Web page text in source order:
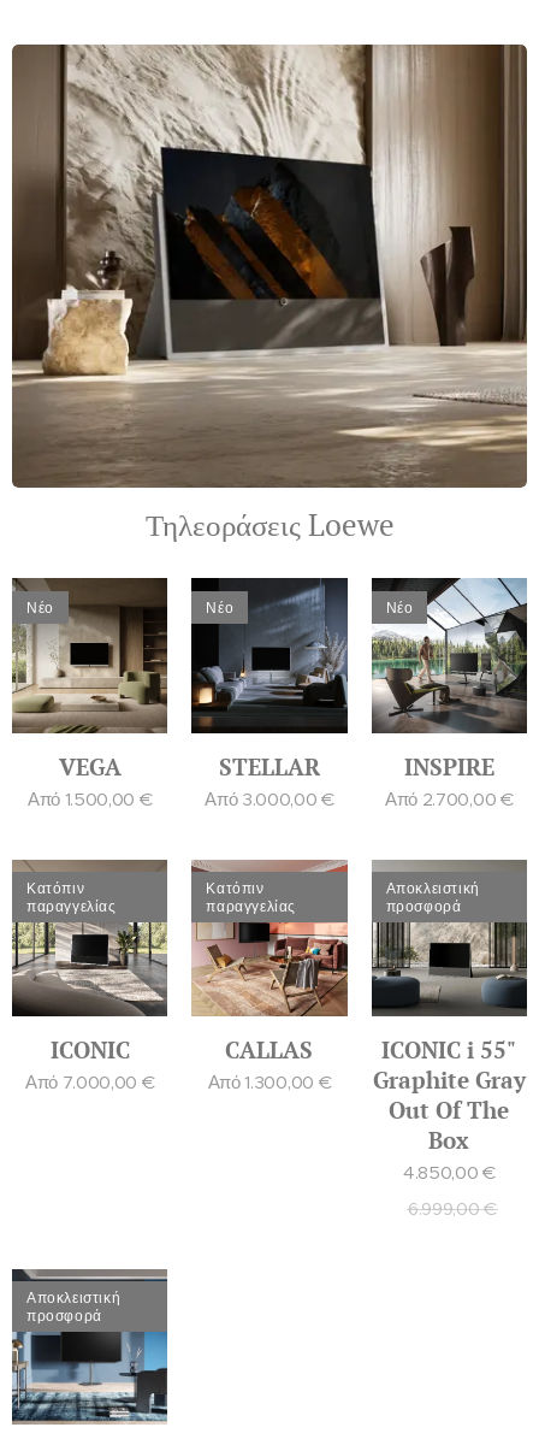
Τηλεοράσεις Loewe
VEGA
Νέο
Από 1.500,00 €
STELLAR
Νέο
Από 3.000,00 €
INSPIRE
Νέο
Από 2.700,00 €
ICONIC
Κατόπιν
παραγγελίας
Από 7.000,00 €
CALLAS
Κατόπιν
παραγγελίας
Από1.300,00 €
ICONIC i 55"
Graphite Gray
Out Of The
Box
Αποκλειστική
προσφορά
4.850,00 €
6.999,00€
Αποκλειστική
προσφορά